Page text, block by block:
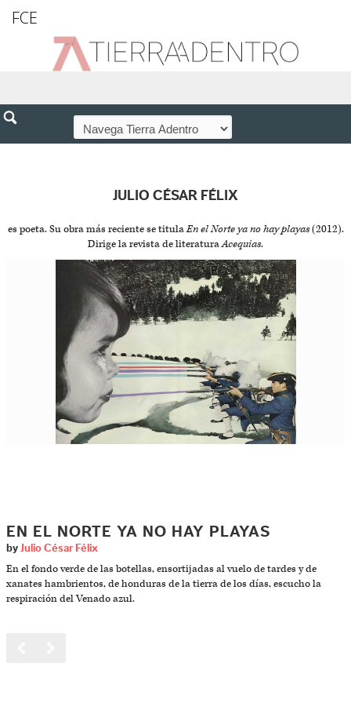
FCE
JULIO CÉSAR FÉLIX
es poeta. Su obra más reciente se titulaEn el Norte ya no hay playas(2012).
Dirige la revista de literaturaAcequias.
EN EL NORTE YA NO HAY PLAYAS
by Julio César Félix
En el fondo verde de las botellas, ensortijadas al vuelo de tardes y de
xanates hambrientos, de honduras de la tierra de los días, escucho la
respiración del Venado azul.